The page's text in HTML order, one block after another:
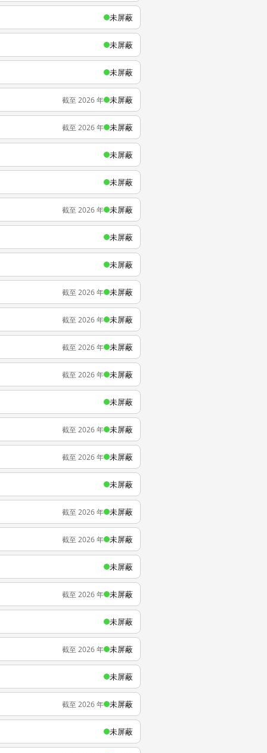
未屏蔽
未屏蔽
未屏蔽
截至 2026 年 未屏蔽
截至 2026 年 未屏蔽
未屏蔽
未屏蔽
截至 2026 年 未屏蔽
未屏蔽
未屏蔽
截至 2026 年 未屏蔽
截至 2026 年 未屏蔽
截至 2026 年 未屏蔽
截至 2026 年 未屏蔽
未屏蔽
截至 2026 年 未屏蔽
截至 2026 年 未屏蔽
未屏蔽
截至 2026 年 未屏蔽
截至 2026 年 未屏蔽
未屏蔽
截至 2026 年 未屏蔽
未屏蔽
截至 2026 年 未屏蔽
未屏蔽
截至 2026 年 未屏蔽
未屏蔽